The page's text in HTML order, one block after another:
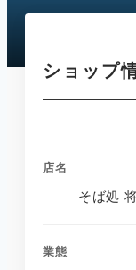
ショップ
店名
そば処
業態